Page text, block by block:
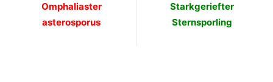
Omphaliaster
asterosporus
Starkgeriefter
Sternsporling